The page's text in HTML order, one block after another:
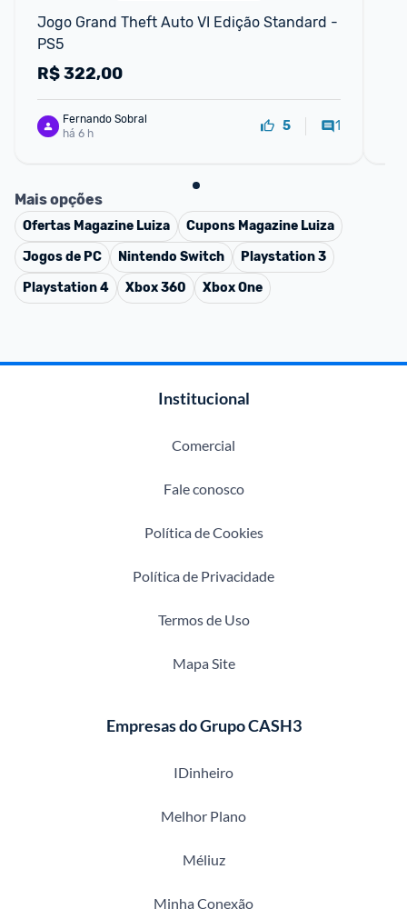
Jogo Grand Theft Auto VI Edição Standard -
PS5
R$322,00
Fernando Sobral
há 6 h
5 1
Mais opções
Ofertas Magazine Luiza Cupons Magazine Luiza
Jogos de PC
Nintendo Switch
Playstation 3
Playstation 4
Xbox 360 Xbox One
Institucional
Comercial
Fale conosco
Política de Cookies
Política de Privacidade
Termos de Uso
Mapa Site
Empresas do Grupo CASH3
IDinheiro
Melhor Plano
Méliuz
Minha Conexão